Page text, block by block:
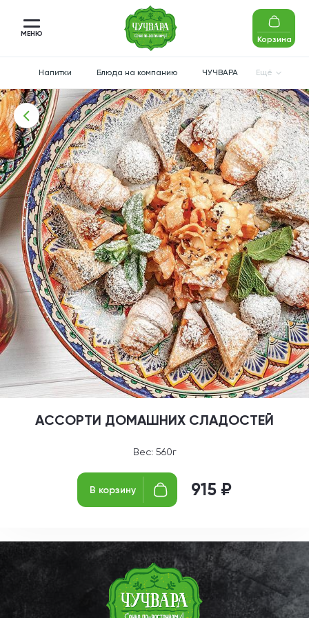
МЕНЮ
Корзина
Напитки Блюда на компанию ЧУЧВАРА Ещё
АССОРТИ ДОМАШНИХ СЛАДОСТЕЙ
Вес: 560г
В корзину 915 ₽